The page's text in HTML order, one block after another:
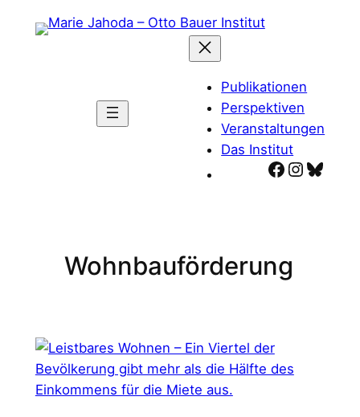
Inhalt
Publikationen
Perspektiven
Veranstaltungen
Das Institut
Facebook
Wohnbauförderung